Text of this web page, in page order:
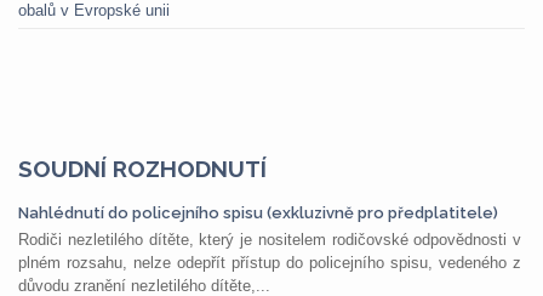
obalů v Evropské unii
SOUDNÍ ROZHODNUTÍ
Nahlédnutí do policejního spisu (exkluzivně pro předplatitele)
Rodiči nezletilého dítěte, který je nositelem rodičovské odpovědnosti v
plném rozsahu, nelze odepřít přístup do policejního spisu, vedeného z
důvodu zranění nezletilého dítěte,...